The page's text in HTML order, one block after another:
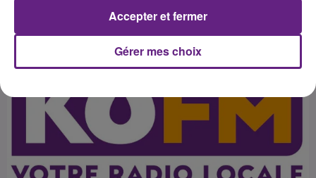
Publié : 14 juillet 2016 à 20h15 par 45
Gérer mes choix
Accepter et fermer